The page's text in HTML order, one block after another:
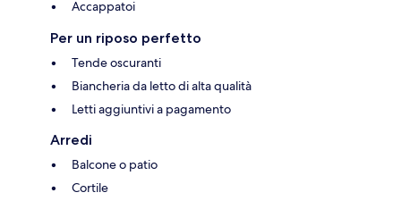
Accappatoi
Per un riposo perfetto
Tende oscuranti
Biancheria da letto di alta qualità
Letti aggiuntivi a pagamento
Arredi
Balcone o patio
Cortile